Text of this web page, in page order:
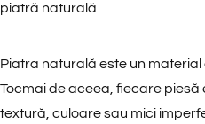
piatră naturală
Piatra naturală este un
Tocmai de aceea, fiecare piesă
textură, culoare sau mici